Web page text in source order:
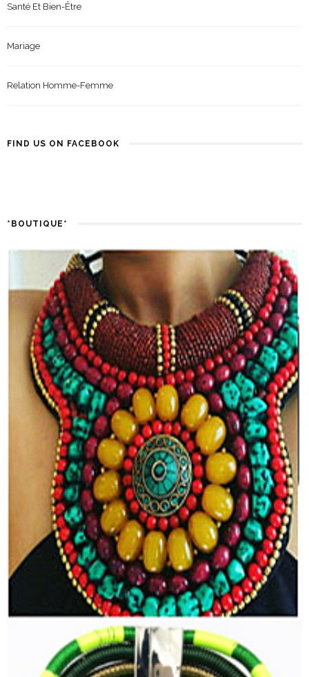
Santé Et Bien-Être
Mariage
Relation Homme-Femme
FIND US ON FACEBOOK
*BOUTIQUE*